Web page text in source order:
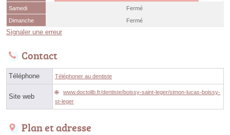
Samedi
Fermé
Dimanche
Fermé
Signaler une erreur
Contact
Téléphone Téléphoner au dentiste
Site web
www.doctolib.fr/dentiste/boissy-saint-leger/simon-lucas-boissy-
st-leger
Plan et adresse